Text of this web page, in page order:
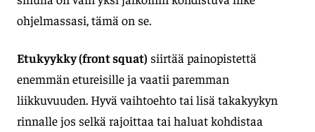
ohjelmassasi, tämä on se.
Etukyykky (front squat) siirtää painopistettä
enemmän etureisille ja vaatii paremman
liikkuvuuden. Hyvä vaihtoehto tai lisä takakyykyn
rinnalle jos selkä rajoittaa tai haluat kohdistaa